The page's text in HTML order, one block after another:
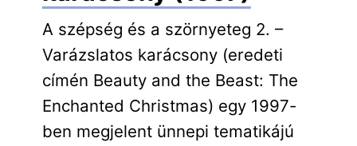
A szépség és a szörnyeteg 2. –
Varázslatos karácsony (eredeti
címén Beauty and the Beast: The
Enchanted Christmas) egy 1997-
ben megjelent ünnepi tematikájú